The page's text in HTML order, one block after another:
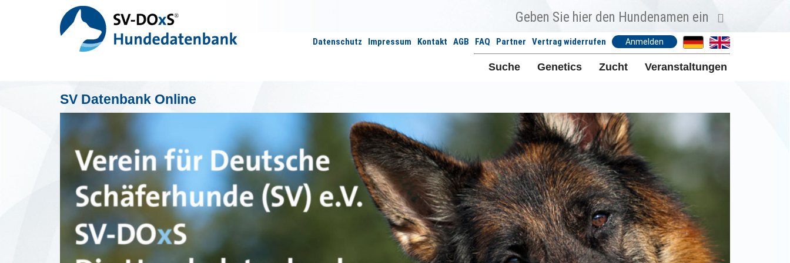
Datenschutz Impressum Kontakt AGB FAQ Partner Vertrag widerrufen Anmelden
Suche Genetics Zucht Veranstaltungen
SV Datenbank Online